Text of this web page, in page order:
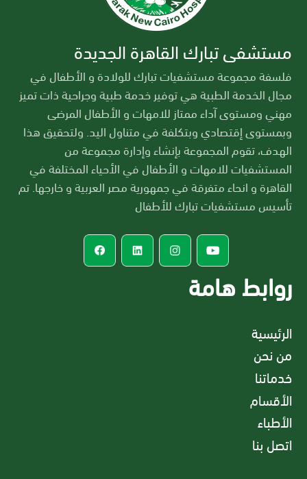
روابط هامة
الرئيسية
من نحن
خدماتنا
الأقسام
الأطباء
اتصل بنا
مستشفى تبارك القاهرة الجديدة
فلسفة مجموعة مستشفيات تبارك للولادة و الأطفال في
مجال الخدمة الطبية هي توفير خدمة طبية وجراحية ذات تميز
مهني ومستوى آداء ممتاز للامهات و الأطفال المرضى
وبمستوى إقتصادي وبتكلفة في متناول اليد. ولتحقيق هذا
الهدف، تقوم المجموعة بإنشاء وإدارة مجموعة من
المستشفيات للامهات و الأطفال في الأحياء المختلفة في
القاهرة و انحاء متفرقة في جمهورية مصر العربية و خارجها. تم
تأسيس مستشفيات تبارك للأطفال